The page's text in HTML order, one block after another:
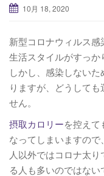
10月 18, 2020
新型コロナウィルス
生活スタイルがすっか
しかし、感染しない
りますが、どうして
せん。
摂取カロリーを控えて
なってしまいますの
人以外ではコロナ太
る人も多いのではない